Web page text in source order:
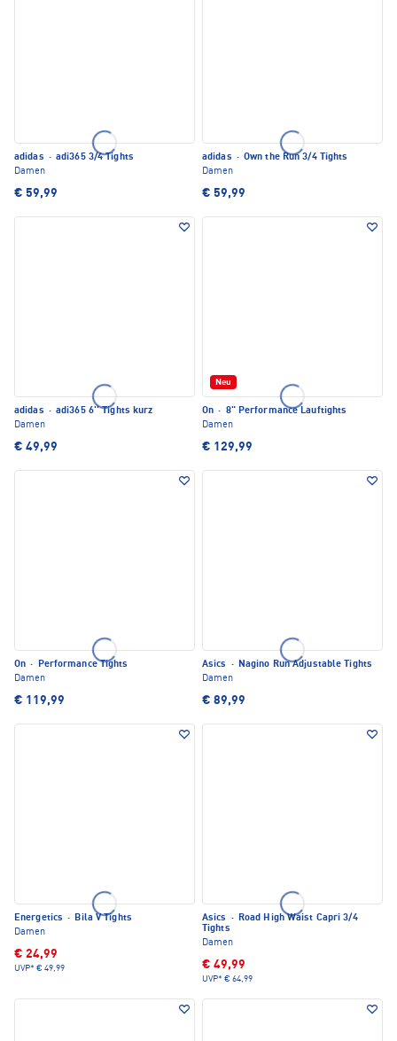
adidas · adi365 3/4 Tights
Damen
€ 59,99
adidas · Own the Run 3/4 Tights
Damen
€ 59,99
adidas · adi365 6'' Tights kurz
Damen
€ 49,99
Neu
On · 8" Performance Lauftights
Damen
€ 129,99
On ·
Performance Tights
Damen
€ 119,99
Asics · Nagino Run Adjustable Tights
Damen
€ 89,99
Energetics · Bila V Tights
Damen
€ 24,99
UVP* € 49,99
Asics · Road High Waist Capri 3/4
Tights
Damen
€ 49,99
UVP* € 64,99